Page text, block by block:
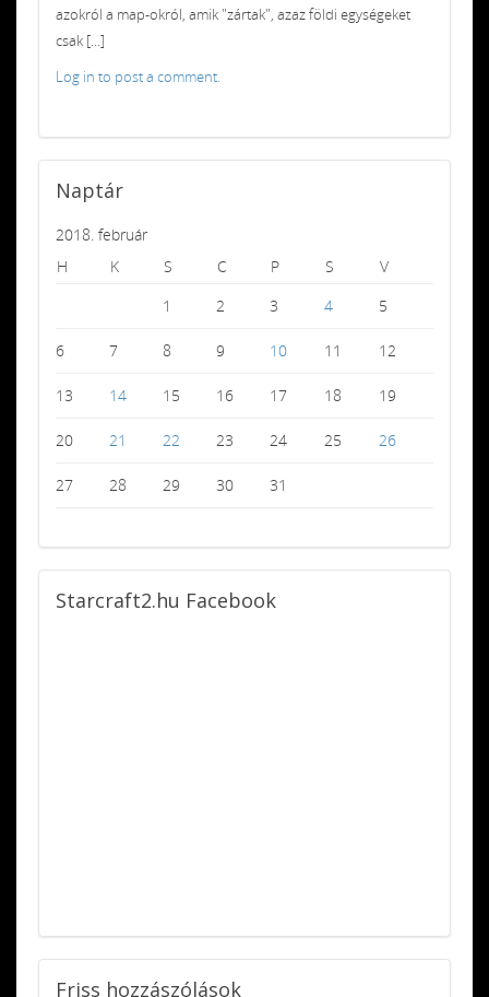
azokról a map-okról, amik "zártak", azaz földi egységeket
csak [...]
Log in to post a comment.
Naptár
2018. február
H
K S C P S
V
1
2 3 4 5
6 7 8 9 10 11 12
13 14 15 16 17 18 19
20 21 22 23 24 25 26
27 28 29 30 31
Starcraft2.hu Facebook
Friss hozzászólások